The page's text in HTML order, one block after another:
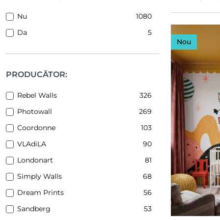
Nu
1080
Da
5
PRODUCĂTOR:
Rebel Walls
326
Photowall
269
Coordonne
103
VLAdiLA
90
Londonart
81
Simply Walls
68
Dream Prints
56
Sandberg
53
Nou